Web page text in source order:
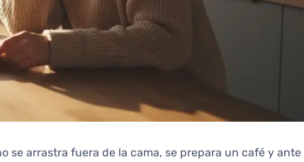
se arrastra fuera de la cama, se prepara un café y ante